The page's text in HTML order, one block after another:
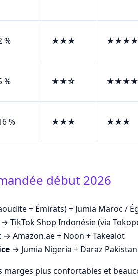
% ★★★
% ★★☆ ★★★★
% ★★★ ★★★
début 2026
+ Émirats) + Jumia Maroc /
TikTok Shop Indonésie (via
→ Amazon.ae + Noon + Takealot
→ Jumia Nigeria + Daraz Pakistan
plus confortables et